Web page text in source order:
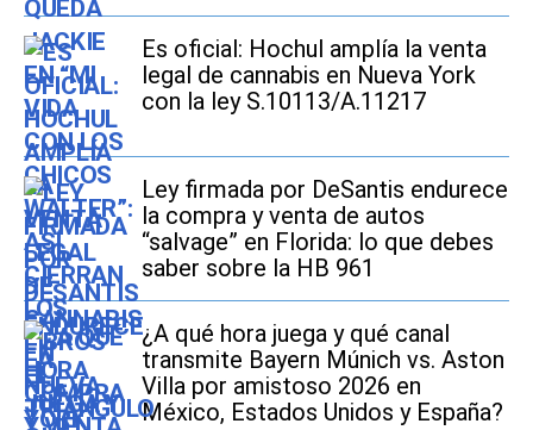
Es oficial: Hochul amplía la venta
legal de cannabis en Nueva York
con la ley S.10113/A.11217
Ley firmada por DeSantis endurece
la compra y venta de autos
“salvage” en Florida: lo que debes
saber sobre la HB 961
¿A qué hora juega y qué canal
transmite Bayern Múnich vs. Aston
Villa por amistoso 2026 en
México, Estados Unidos y España?